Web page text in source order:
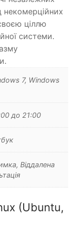
некомерційних
ціллю
системи.
7, Windows
до 21:00
Віддалена
(Ubuntu,